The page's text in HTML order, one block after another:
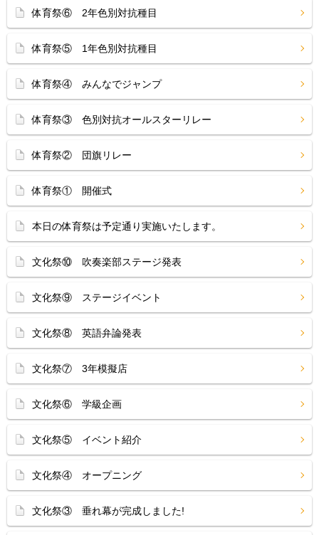
体育祭⑥ 2年色別対抗種目
体育祭⑤ 1年色別対抗種目
体育祭④ みんなでジャンプ
体育祭③ 色別対抗オールスターリレー
体育祭② 団旗リレー
体育祭① 開催式
本日の体育祭は予定通り実施いたします。
文化祭⑩ 吹奏楽部ステージ発表
文化祭⑨ ステージイベント
文化祭⑧ 英語弁論発表
文化祭⑦ 3年模擬店
文化祭⑥ 学級企画
文化祭⑤ イベント紹介
文化祭④ オープニング
文化祭③ 垂れ幕が完成しました!